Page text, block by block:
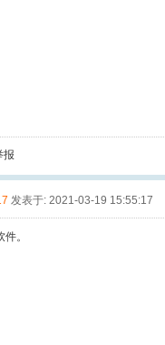
报
发表于: 2021-03-19 15:55:17
。